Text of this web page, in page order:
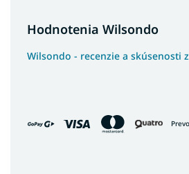
Hodnotenia Wilsondo
Wilsondo - recenzie a skúsenosti